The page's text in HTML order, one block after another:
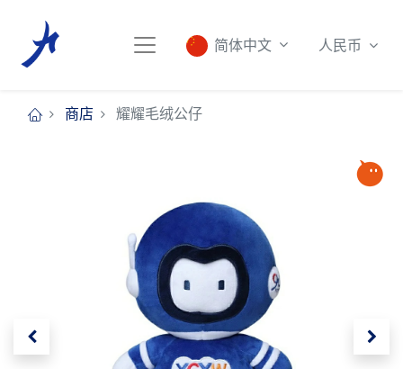
简体中文 人民币
商店 耀耀毛绒公仔